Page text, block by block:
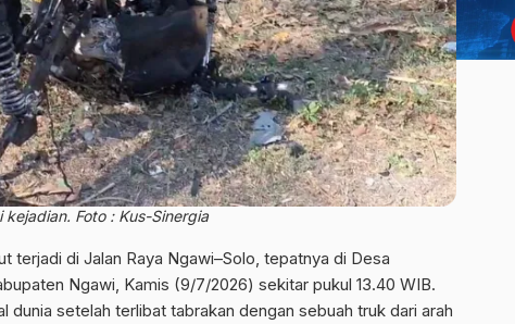
Foto : Kus-Sinergia
terjadi di Jalan Raya Ngawi–Solo, tepatnya di Desa
Ngawi, Kamis (9/7/2026) sekitar pukul 13.40 WIB.
setelah terlibat tabrakan dengan sebuah truk dari arah